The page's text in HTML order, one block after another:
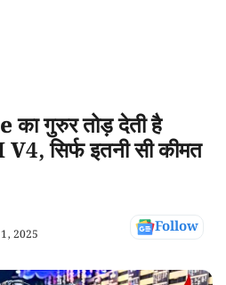
गुरुर तोड़ देती है
सिर्फ इतनी सी कीमत
2025 Follow